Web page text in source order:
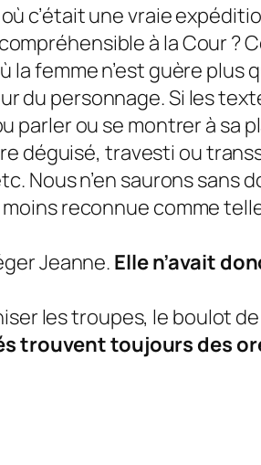
c’était une vraie
à la Cour ?
femme n’est guère plus
du personnage. Si les
parler ou se montrer à sa
déguisé, travesti ou
Nous n’en saurons sans
reconnue comme
Jeanne. Elle n’avait
les troupes, le boulot
trouvent toujours des